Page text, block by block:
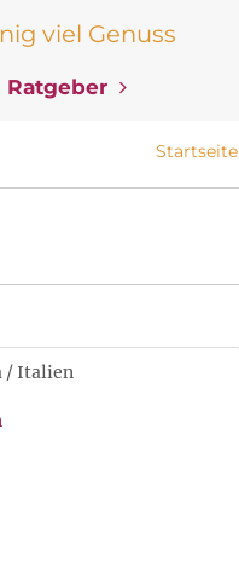
viel Genuss
Ratgeber
Startseite
/ Italien